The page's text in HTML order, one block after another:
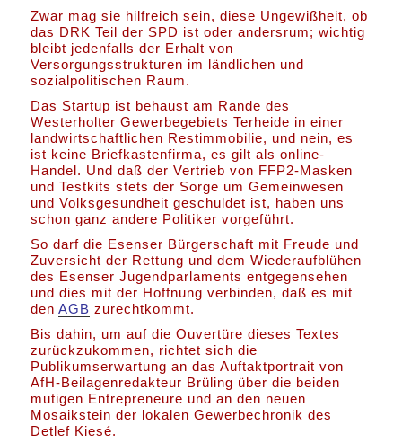
Zwar mag sie hilfreich sein, diese Ungewißheit, ob
das DRK Teil der SPD ist oder andersrum; wichtig
bleibt jedenfalls der Erhalt von
Versorgungsstrukturen im ländlichen und
sozialpolitischen Raum.
Das Startup ist behaust am Rande des
Westerholter Gewerbegebiets Terheide in einer
landwirtschaftlichen Restimmobilie, und nein, es
ist keine Briefkastenfirma, es gilt als online-
Handel. Und daß der Vertrieb von FFP2-Masken
und Testkits stets der Sorge um Gemeinwesen
und Volksgesundheit geschuldet ist, haben uns
schon ganz andere Politiker vorgeführt.
So darf die Esenser Bürgerschaft mit Freude und
Zuversicht der Rettung und dem Wiederaufblühen
des Esenser Jugendparlaments entgegensehen
und dies mit der Hoffnung verbinden, daß es mit
denAGB zurechtkommt.
Bis dahin, um auf die Ouvertüre dieses Textes
zurückzukommen, richtet sich die
Publikumserwartung an das Auftaktportrait von
AfH-Beilagenredakteur Brüling über die beiden
mutigen Entrepreneure und an den neuen
Mosaikstein der lokalen Gewerbechronik des
Detlef Kiesé.